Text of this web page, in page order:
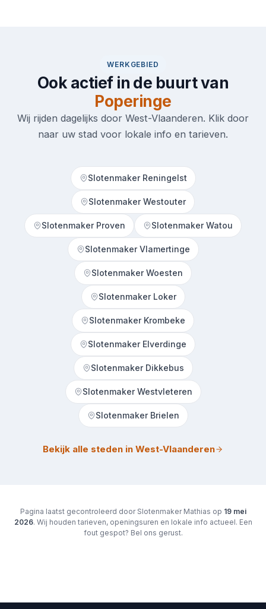
WERKGEBIED
Ook actief in de buurt van
Poperinge
Wij rijden dagelijks door West-Vlaanderen. Klik door
naar uw stad voor lokale info en tarieven.
Slotenmaker Reningelst
Slotenmaker Westouter
Slotenmaker Proven Slotenmaker Watou
Slotenmaker Vlamertinge
Slotenmaker Woesten
Slotenmaker Loker
Slotenmaker Krombeke
Slotenmaker Elverdinge
Slotenmaker Dikkebus
Slotenmaker Westvleteren
Slotenmaker Brielen
Bekijk alle steden in West-Vlaanderen
Pagina laatst gecontroleerd door Slotenmaker Mathias op 19 mei
2026. Wij houden tarieven, openingsuren en lokale info actueel. Een
fout gespot? Bel ons gerust.